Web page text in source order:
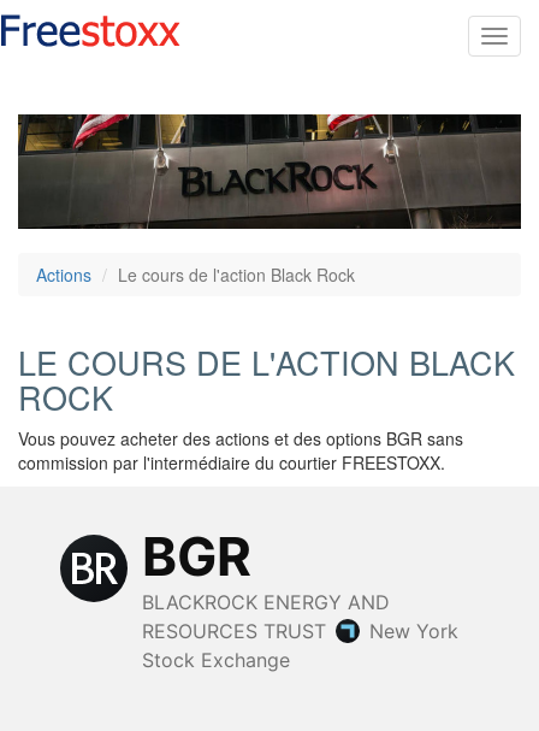
Actions Le cours de l'action Black Rock
LE COURS DE L'ACTION BLACK
ROCK
Vous pouvez acheter des actions et des options BGR sans
commission par l'intermédiaire du courtier FREESTOXX.